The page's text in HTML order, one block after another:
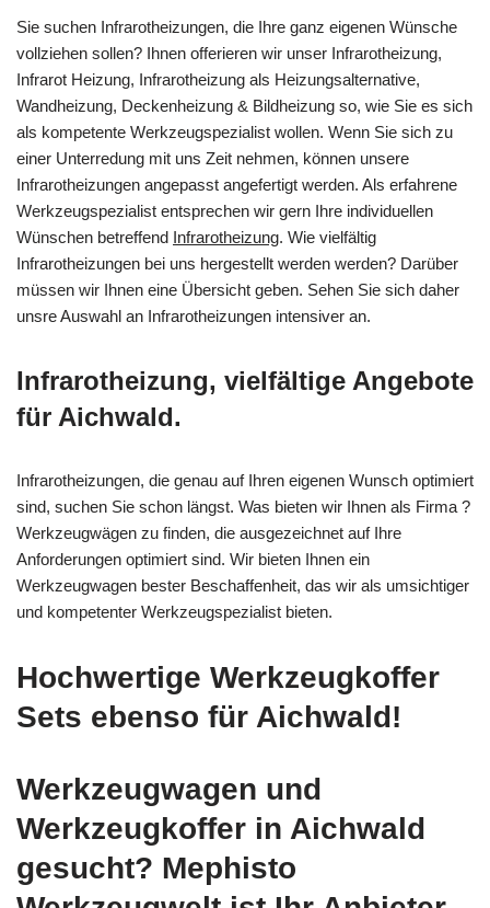
Sie suchen Infrarotheizungen, die Ihre ganz eigenen Wünsche
vollziehen sollen? Ihnen offerieren wir unser Infrarotheizung,
Infrarot Heizung, Infrarotheizung als Heizungsalternative,
Wandheizung, Deckenheizung & Bildheizung so, wie Sie es sich
als kompetente Werkzeugspezialist wollen. Wenn Sie sich zu
einer Unterredung mit uns Zeit nehmen, können unsere
Infrarotheizungen angepasst angefertigt werden. Als erfahrene
Werkzeugspezialist entsprechen wir gern Ihre individuellen
Wünschen betreffend Infrarotheizung. Wie vielfältig
Infrarotheizungen bei uns hergestellt werden werden? Darüber
müssen wir Ihnen eine Übersicht geben. Sehen Sie sich daher
unsre Auswahl an Infrarotheizungen intensiver an.
Infrarotheizung, vielfältige Angebote
für Aichwald.
Infrarotheizungen, die genau auf Ihren eigenen Wunsch optimiert
sind, suchen Sie schon längst. Was bieten wir Ihnen als Firma ?
Werkzeugwägen zu finden, die ausgezeichnet auf Ihre
Anforderungen optimiert sind. Wir bieten Ihnen ein
Werkzeugwagen bester Beschaffenheit, das wir als umsichtiger
und kompetenter Werkzeugspezialist bieten.
Hochwertige Werkzeugkoffer
Sets ebenso für Aichwald!
Werkzeugwagen und
Werkzeugkoffer in Aichwald
gesucht? Mephisto